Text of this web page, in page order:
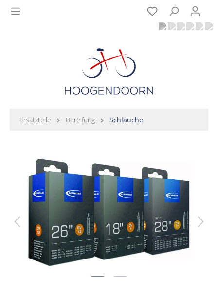
Ersatzteile Bereifung Schläuche